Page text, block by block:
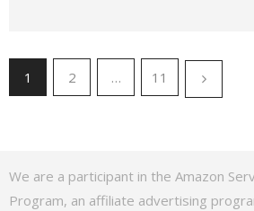
1 2 … 11
We are a participant in the Amazon
Program, an affiliate advertising